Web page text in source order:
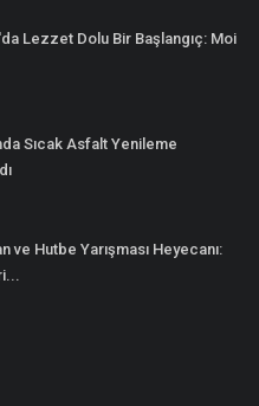
Lezzet Dolu Bir Başlangıç: Moi
Sıcak Asfalt Yenileme
ve Hutbe Yarışması Heyecanı: